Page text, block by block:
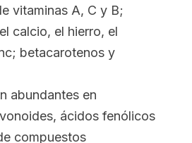
vitaminas A, C y B;
calcio, el hierro, el
betacarotenos y
abundantes en
ácidos fenólicos
compuestos